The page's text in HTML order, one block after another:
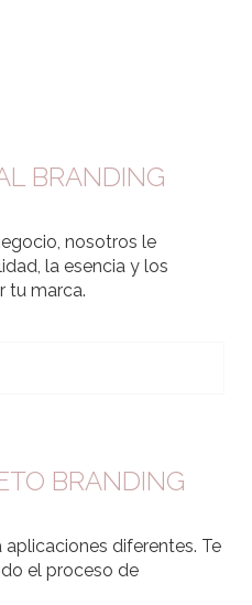
BRANDING
nosotros le
la esencia y los
tu marca.
BRANDING
diferentes. Te
el proceso de